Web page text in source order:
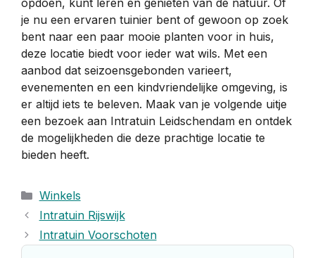
opdoen, kunt leren en genieten van de natuur. Of
je nu een ervaren tuinier bent of gewoon op zoek
bent naar een paar mooie planten voor in huis,
deze locatie biedt voor ieder wat wils. Met een
aanbod dat seizoensgebonden varieert,
evenementen en een kindvriendelijke omgeving, is
er altijd iets te beleven. Maak van je volgende uitje
een bezoek aan Intratuin Leidschendam en ontdek
de mogelijkheden die deze prachtige locatie te
bieden heeft.
Categorieën
Winkels
Intratuin Rijswijk
Intratuin Voorschoten